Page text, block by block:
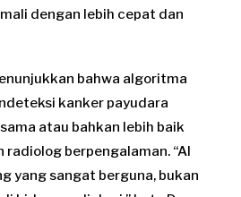
dengan lebih cepat dan
bahwa algoritma
kanker payudara
atau bahkan lebih baik
berpengalaman. “AI
yang sangat berguna, bukan